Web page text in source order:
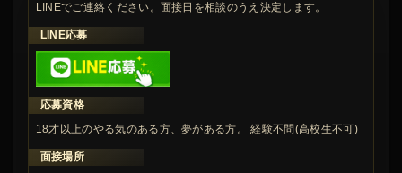
LINEでご連絡ください。面接日を相談のうえ決定します。
LINE応募
応募資格
18才以上のやる気のある方、夢がある方。 経験不問(高校生不可)
面接場所